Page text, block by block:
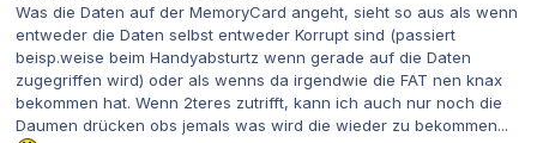
Was die Daten auf der MemoryCard angeht, sieht so aus als wenn
entweder die Daten selbst entweder Korrupt sind (passiert
beisp.weise beim Handyabsturtz wenn gerade auf die Daten
zugegriffen wird) oder als wenns da irgendwie die FAT nen knax
bekommen hat. Wenn 2teres zutrifft, kann ich auch nur noch die
Daumen drücken obs jemals was wird die wieder zu bekommen...